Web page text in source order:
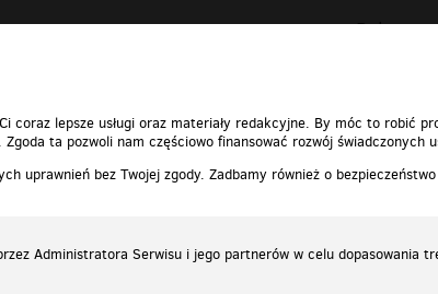
Polecane
lepsze usługi oraz materiały redakcyjne. By móc to robić
ta pozwoli nam częściowo finansować rozwój świadczonych
uprawnień bez Twojej zgody. Zadbamy również o
Administratora Serwisu i jego partnerów w celu dopasowania